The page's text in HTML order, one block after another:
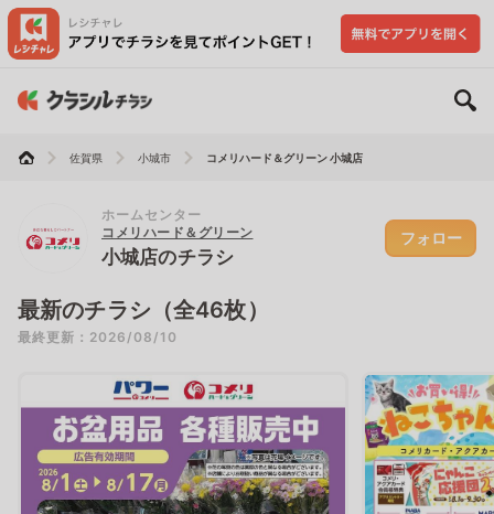
佐賀県 小城市 コメリハード＆グリーン 小城店
ホームセンター
コメリハード＆グリーン
小城店のチラシ
フォロー
最新のチラシ（全46枚）
最終更新：2026/08/10